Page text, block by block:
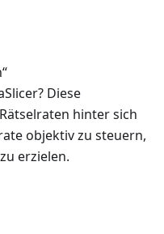
Diese
hinter sich
objektiv zu steuern,
erzielen.